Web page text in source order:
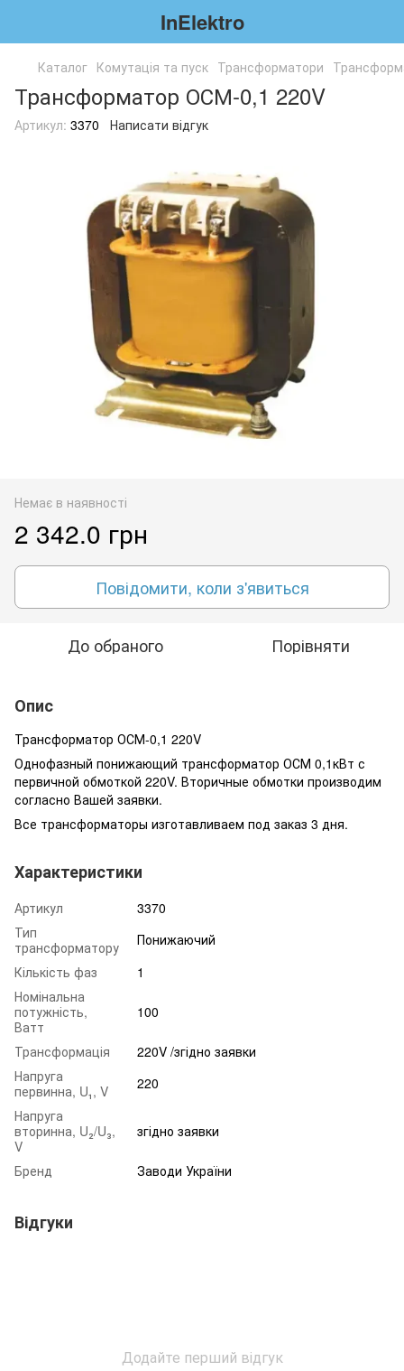
InElektro
Каталог Комутація та пуск Трансформатори
Трансформатор ОСМ-0,1 220V
Артикул: 3370 Написати відгук
Немає в наявності
2 342.0 грн
Повідомити, коли з'явиться
До обраного Порівняти
Опис
Трансформатор ОСМ-0,1 220V
Однофазный понижающий трансформатор ОСМ 0,1кВт с
первичной обмоткой 220V. Вторичные обмотки производим
согласно Вашей заявки.
Все трансформаторы изготавливаем под заказ 3 дня.
Характеристики
Артикул
3370
Тип
трансформатору
Понижаючий
Кількість фаз
1
Номінальна
потужність,
Ватт
100
Трансформація
220V /згідно заявки
Напруга
первинна, U₁, V
220
Напруга
вторинна, U₂/U₃,
V
згідно заявки
Бренд Заводи України
Відгуки
Додайте перший відгук